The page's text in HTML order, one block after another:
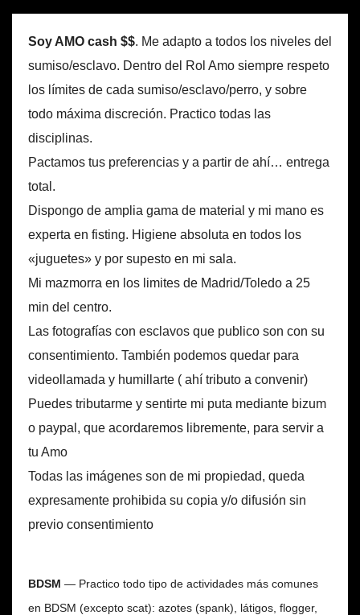
Soy AMO cash $$. Me adapto a todos los niveles del
sumiso/esclavo. Dentro del Rol Amo siempre respeto
los límites de cada sumiso/esclavo/perro, y sobre
todo máxima discreción. Practico todas las
disciplinas.
Pactamos tus preferencias y a partir de ahí… entrega
total.
Dispongo de amplia gama de material y mi mano es
experta en fisting. Higiene absoluta en todos los
«juguetes» y por supesto en mi sala.
Mi mazmorra en los limites de Madrid/Toledo a 25
min del centro.
Las fotografías con esclavos que publico son con su
consentimiento. También podemos quedar para
videollamada y humillarte ( ahí tributo a convenir)
Puedes tributarme y sentirte mi puta mediante bizum
o paypal, que acordaremos libremente, para servir a
tu Amo
Todas las imágenes son de mi propiedad, queda
expresamente prohibida su copia y/o difusión sin
previo consentimiento
BDSM — Practico todo tipo de actividades más comunes
en BDSM (excepto scat): azotes (spank), látigos, flogger,